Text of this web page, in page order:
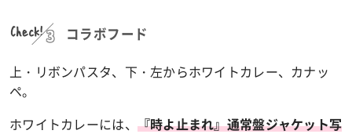
Check! コラボフード
上・リボンパスタ、下・左からホワイトカレー、カナッ
ペ。
ホワイトカレーには、 『時よ止まれ』通常盤ジャケット写